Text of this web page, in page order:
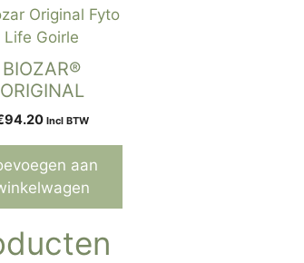
BIOZAR®
ORIGINAL
94.20 Incl BTW
aan